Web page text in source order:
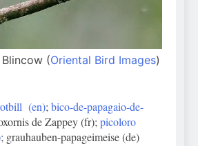
(Oriental Bird Images)
(en); bico-de-papagaio-de-
de Zappey (fr); picoloro
; grauhauben-papageimeise (de)